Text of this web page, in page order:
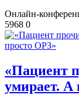
Онлайн-
5968 0
«Пациент
умирает. А